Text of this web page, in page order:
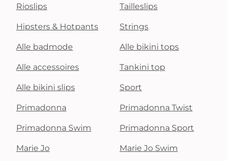
Rioslips Tailleslips
Hipsters & Hotpants Strings
Alle badmode Alle bikini tops
Alle accessoires Tankini top
Alle bikini slips Sport
Primadonna Primadonna Twist
Primadonna Swim Primadonna Sport
Marie Jo Marie Jo Swim